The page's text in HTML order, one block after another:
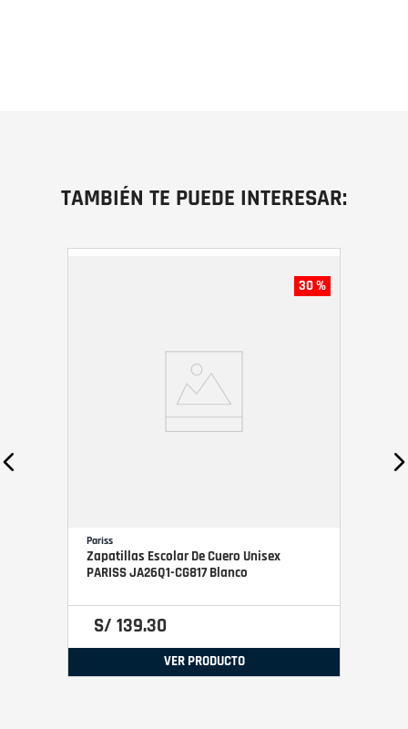
TAMBIÉN TE PUEDE INTERESAR:
30 %
Pariss
Zapatillas Escolar De Cuero Unisex
PARISS JA26Q1-CG817 Blanco
S/ 139.30
VER PRODUCTO